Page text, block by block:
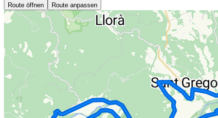
Route öffnen Route anpassen